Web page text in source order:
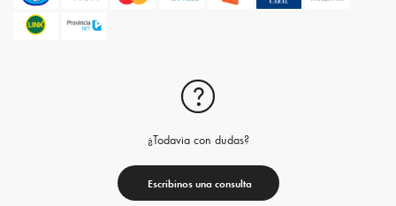
¿Todavia con dudas?
Escribinos una consulta